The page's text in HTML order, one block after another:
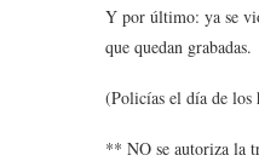
Y por último: ya se
que quedan grabadas.
(Policías el día de los
** NO se autoriza la